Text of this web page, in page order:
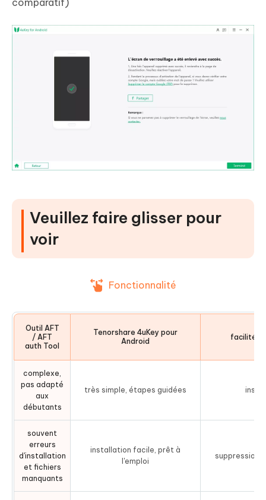
comparatif)
Veuillez faire glisser pour
voir
Fonctionnalité
Outil AFT
/ AFT
auth Tool
Tenorshare 4uKey pour
Android
facilité
complexe,
pas adapté
aux
débutants
très simple, étapes guidées
souvent
erreurs
d'installation
et fichiers
manquants
installation facile, prêt à
l'emploi
suppression